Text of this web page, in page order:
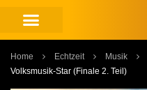
Home Echtzeit Musik
Volksmusik-Star (Finale 2. Teil)